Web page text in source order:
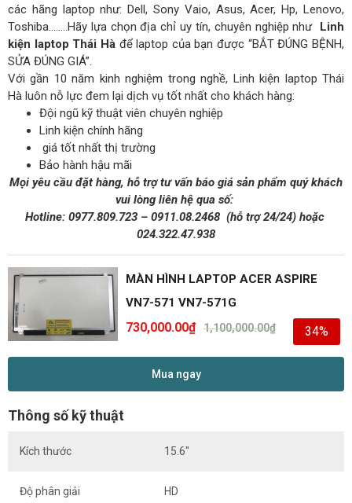
các hãng laptop như: Dell, Sony Vaio, Asus, Acer, Hp, Lenovo,
Toshiba……..Hãy lựa chọn địa chỉ uy tín, chuyên nghiệp như Linh
kiện laptop Thái Hàđể laptop của bạn được “BẮT ĐÚNG BỆNH,
SỬA ĐÚNG GIÁ”.
Với gần 10 năm kinh nghiệm trong nghề, Linh kiện laptop Thái
Hà luôn nỗ lực đem lại dịch vụ tốt nhất cho khách hàng:
Đội ngũ kỹ thuật viên chuyên nghiệp
Linh kiện chính hãng
giá tốt nhất thị trường
Bảo hành hậu mãi
Mọi yêu cầu đặt hàng, hỗ trợ tư vấn báo giá sản phẩm quý khách
vui lòng liên hệ qua số:
Hotline: 0977.809.723– 0911.08.2468 (hỗ trợ 24/24)hoặc
024.322.47.938
MÀN HÌNH LAPTOP ACER ASPIRE
VN7-571 VN7-571G
1,100,000.00₫
730,000.00₫ 34%
Mua ngay
Thông số kỹ thuật
Kích thước 15.6″
Độ phân giải HD